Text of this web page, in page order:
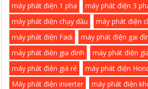
máy phát điện 1 pha
máy phát điện 3
máy phát điện chạy dầu
máy phát điện
máy phát điện Fadi
máy phát điện gai
máy phát điện gia đình
máy phát điện
máy phát điện giá rẻ
máy phát điện
Máy phát điện inverter
máy phát điện